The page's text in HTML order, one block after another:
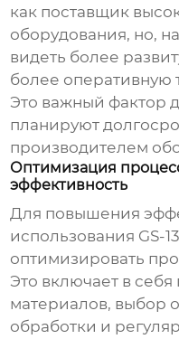
как поставщик
оборудования, но,
видеть более
более оперативную
Это важный фактор
планируют
производителем
Оптимизация
эффективность
Для повышения
использования GS-
оптимизировать
Это включает в
материалов, выбор
обработки и